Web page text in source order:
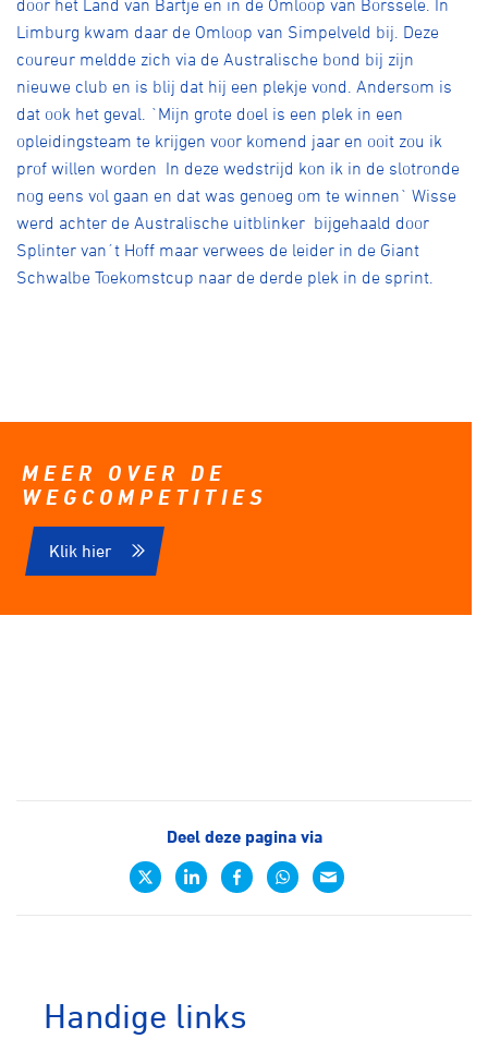
door het Land van Bartje en in de Omloop van Borssele. In
Limburg kwam daar de Omloop van Simpelveld bij. Deze
coureur meldde zich via de Australische bond bij zijn
nieuwe club en is blij dat hij een plekje vond. Andersom is
dat ook het geval. `Mijn grote doel is een plek in een
opleidingsteam te krijgen voor komend jaar en ooit zou ik
prof willen worden In deze wedstrijd kon ik in de slotronde
nog eens vol gaan en dat was genoeg om te winnen` Wisse
werd achter de Australische uitblinker bijgehaald door
Splinter van´t Hoff maar verwees de leider in de Giant
Schwalbe Toekomstcup naar de derde plek in de sprint.
MEER OVER DE
WEGCOMPETITIES
Klik hier
Deel deze pagina via
Handige links